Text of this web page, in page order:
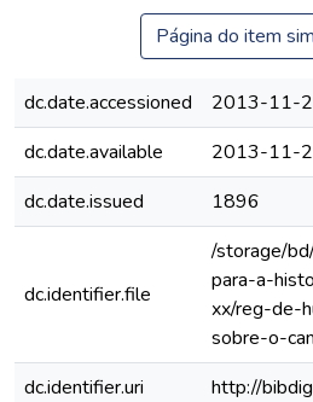
Página do item
dc.date.accessioned
2013-11-
dc.date.available
2013-11-
dc.date.issued
1896
dc.identifier.file
/storage/
para-a-
xx/reg-de-
sobre-o-
dc.identifier.uri
http://